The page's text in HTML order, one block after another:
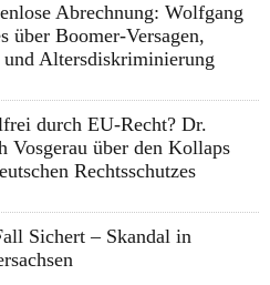
Abrechnung: Wolfgang
über Boomer-Versagen,
Altersdiskriminierung
durch EU-Recht? Dr.
Vosgerau über den Kollaps
Rechtsschutzes
Sichert – Skandal in